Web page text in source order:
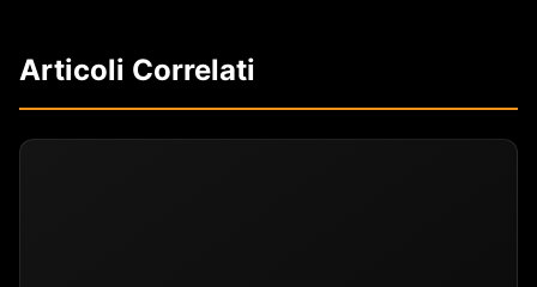
Articoli Correlati